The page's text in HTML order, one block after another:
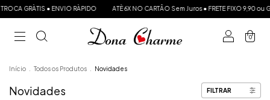
● ENVIO RÀPIDO ATÈ 6X NO CARTÂO Sem Juros ● FRETE FIXO 9,90 ou GRÁTIS a
0
Início Todos os Produtos Novidades
Novidades FILTRAR